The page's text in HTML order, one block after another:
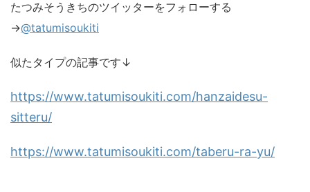
たつみそうきちのツイッターをフォローする
→@tatumisoukiti
似たタイプの記事です↓
https://www.tatumisoukiti.com/hanzaidesu-
sitteru/
https://www.tatumisoukiti.com/taberu-ra-yu/